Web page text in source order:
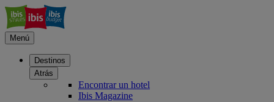
Menú
Destinos
Atrás
Encontrar un hotel
Ibis Magazine